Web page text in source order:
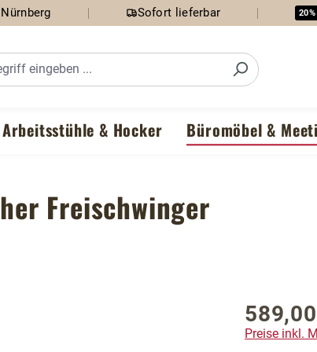
Sofort lieferbar 20%
Arbeitsstühle & Hocker Büromöbel &
Freischwinger
Regulärer
Preise inkl.